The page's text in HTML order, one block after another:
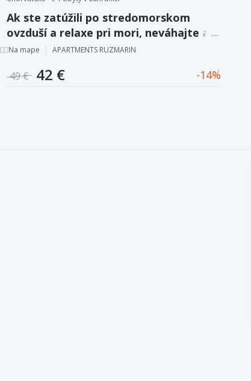
Ak ste zatúžili po stredomorskom
ovzduší a relaxe pri mori, neváhajte a
vydajte sa spoznávať krásy
Ruzmarín.
Na mape APARTMENTS RUZMARIN
49 € 42 € 14